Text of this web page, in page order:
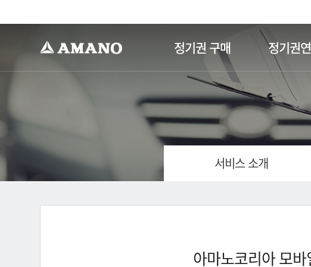
정기권 구매 정기권
서비스 소개
아마노코리아 모